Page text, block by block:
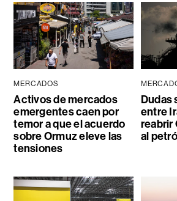
MERCADOS
Activos de mercados
emergentes caen por
temor a que el acuerdo
sobre Ormuz eleve las
tensiones
Dudas
entre
reabrir
al